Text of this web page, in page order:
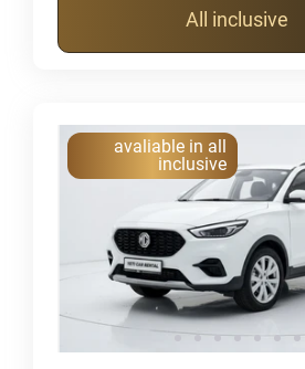
All inclusive
avaliable in all
inclusive